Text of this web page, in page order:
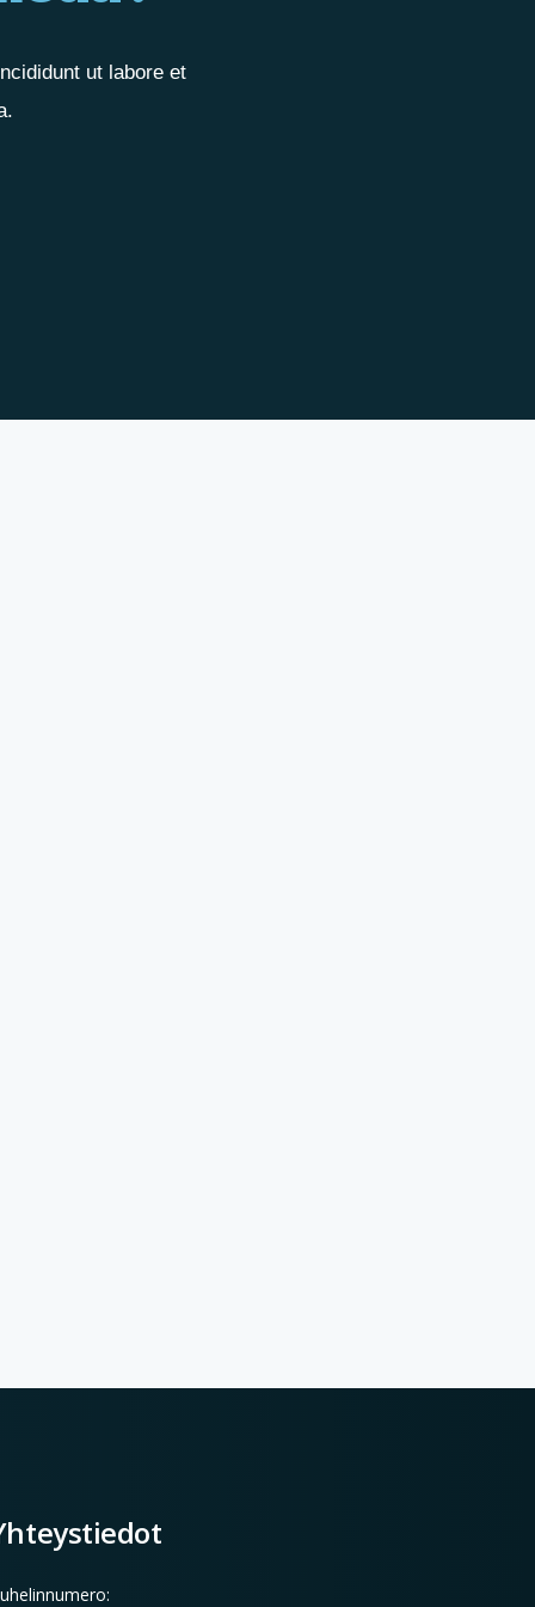
ut labore et